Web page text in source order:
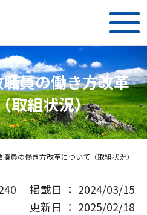
員の働き方改革
取組状況）
員の働き方改革について（取組状況）
掲載日 ： 2024/03/15
更新日 ： 2025/02/18